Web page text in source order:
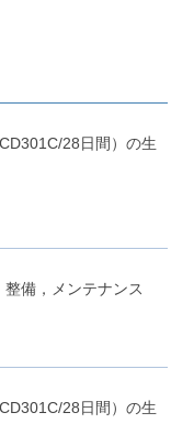
28日間）の生
備，メンテナンス
28日間）の生